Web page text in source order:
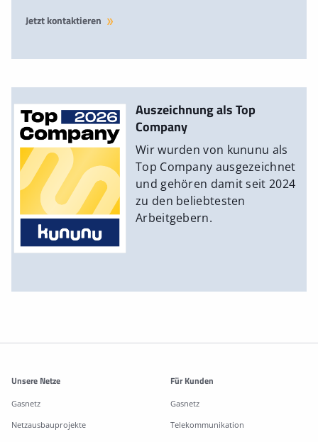
Jetzt kontaktieren
Auszeichnung als Top
Company
Wir wurden von kununu als
Top Company ausgezeichnet
und gehören damit seit 2024
zu den beliebtesten
Arbeitgebern.
Weitere Informationen
Unsere Netze
Gasnetz
Netzausbauprojekte
Für Kunden
Gasnetz
Telekommunikation